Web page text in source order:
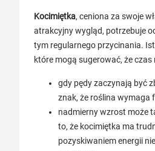
Kocimiętka, ceniona za swoje
atrakcyjny wygląd, potrzebuje
tym regularnego przycinania.
które mogą sugerować, że czas
gdy pędy zaczynają być
znak, że roślina wymaga
nadmierny wzrost może
to, że kocimiętka ma
pozyskiwaniem energii